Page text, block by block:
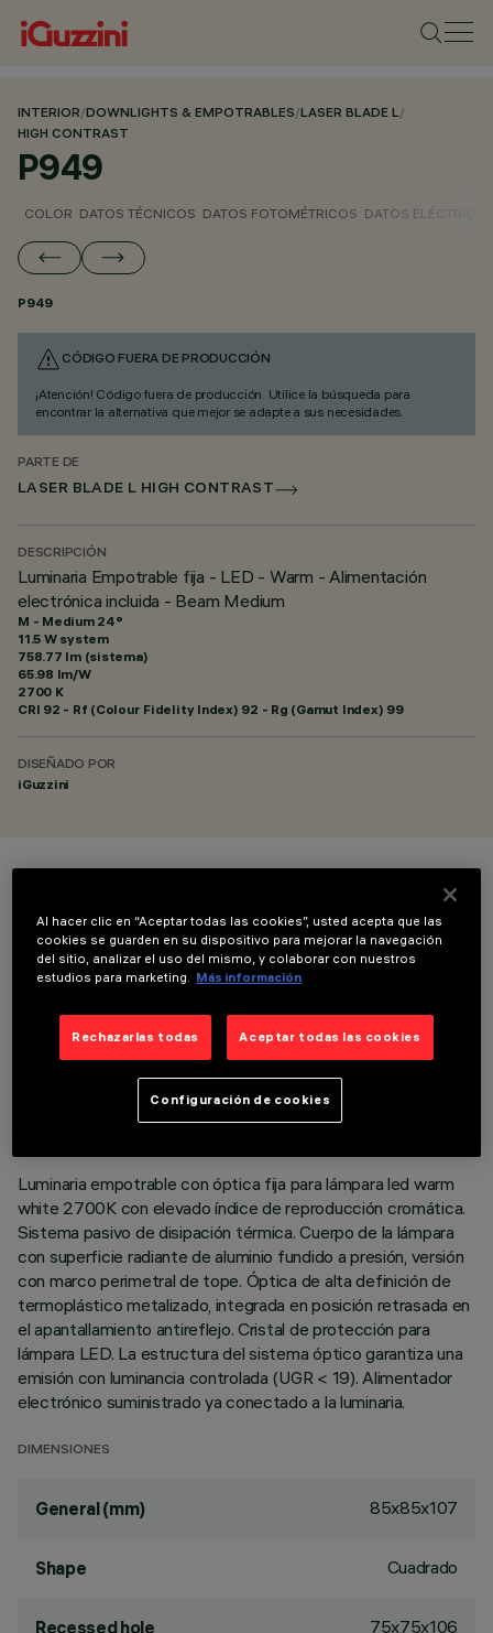
INTERIOR/DOWNLIGHTS & EMPOTRABLES/LASER BLADE L/
HIGH CONTRAST
P949
COLOR DATOS TÉCNICOS DATOS FOTOMÉTRICOS DATOS
P949
CÓDIGO FUERA DE PRODUCCIÓN
¡Atención! Código fuera de producción. Utilice la búsqueda para
encontrar la alternativa que mejor se adapte a sus necesidades.
PARTE DE
LASER BLADE L HIGH CONTRAST
DESCRIPCIÓN
Luminaria Empotrable fija - LED - Warm - Alimentación
electrónica incluida - Beam Medium
M - Medium 24°
11.5 W system
758.77 lm (sistema)
65.98 lm/W
2700 K
CRI 92 - Rf (Colour Fidelity Index) 92 - Rg (Gamut Index) 99
DISEÑADO POR
iGuzzini
DATOS TÉCNICOS
Luminaria empotrable con óptica fija para lámpara led warm
white 2700K con elevado índice de reproducción cromática.
Sistema pasivo de disipación térmica. Cuerpo de la lámpara
con superficie radiante de aluminio fundido a presión, versión
con marco perimetral de tope. Óptica de alta definición de
termoplástico metalizado, integrada en posición retrasada en
el apantallamiento antireflejo. Cristal de protección para
lámpara LED. La estructura del sistema óptico garantiza una
emisión con luminancia controlada (UGR < 19). Alimentador
electrónico suministrado ya conectado a la luminaria.
DIMENSIONES
General (mm) 85x85x107
Shape Cuadrado
Recessed hole
75x75x106
Al hacer clic en “Aceptar todas las cookies”, usted acepta que las
cookies se guarden en su dispositivo para mejorar la navegación
del sitio, analizar el uso del mismo, y colaborar con nuestros
estudios para marketing. Más información
Rechazarlas todas Aceptar todas las cookies
Configuración de cookies